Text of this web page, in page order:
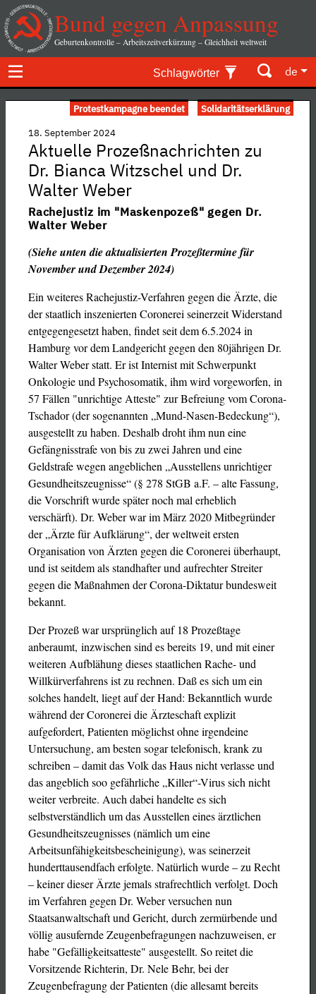
Bund gegen Anpassung
Geburtenkontrolle – Arbeitszeitverkürzung – Gleichheit weltweit
Schlagwörter de
Protestkampagne beendet Solidaritätserklärung
18. September 2024
Aktuelle Prozeßnachrichten zu
Dr. Bianca Witzschel und Dr.
Walter Weber
Rachejustiz im "Maskenpozeß" gegen Dr.
Walter Weber
(Siehe unten die aktualisierten Prozeßtermine für
November und Dezember 2024)
Ein weiteres Rachejustiz-Verfahren gegen die Ärzte, die
der staatlich inszenierten Coronerei seinerzeit Widerstand
entgegengesetzt haben, findet seit dem 6.5.2024 in
Hamburg vor dem Landgericht gegen den 80jährigen Dr.
Walter Weber statt. Er ist Internist mit Schwerpunkt
Onkologie und Psychosomatik, ihm wird vorgeworfen, in
57 Fällen "unrichtige Atteste" zur Befreiung vom Corona-
Tschador (der sogenannten „Mund-Nasen-Bedeckung“),
ausgestellt zu haben. Deshalb droht ihm nun eine
Gefängnisstrafe von bis zu zwei Jahren und eine
Geldstrafe wegen angeblichen „Ausstellens unrichtiger
Gesundheitszeugnisse“ (§ 278 StGB a.F. – alte Fassung,
die Vorschrift wurde später noch mal erheblich
verschärft). Dr. Weber war im März 2020 Mitbegründer
der „Ärzte für Aufklärung“, der weltweit ersten
Organisation von Ärzten gegen die Coronerei überhaupt,
und ist seitdem als standhafter und aufrechter Streiter
gegen die Maßnahmen der Corona-Diktatur bundesweit
bekannt.
Der Prozeß war ursprünglich auf 18 Prozeßtage
anberaumt, inzwischen sind es bereits 19, und mit einer
weiteren Aufblähung dieses staatlichen Rache- und
Willkürverfahrens ist zu rechnen. Daß es sich um ein
solches handelt, liegt auf der Hand: Bekanntlich wurde
während der Coronerei die Ärzteschaft explizit
aufgefordert, Patienten möglichst ohne irgendeine
Untersuchung, am besten sogar telefonisch, krank zu
schreiben – damit das Volk das Haus nicht verlasse und
das angeblich soo gefährliche „Killer“-Virus sich nicht
weiter verbreite. Auch dabei handelte es sich
selbstverständlich um das Ausstellen eines ärztlichen
Gesundheitszeugnisses (nämlich um eine
Arbeitsunfähigkeitsbescheinigung), was seinerzeit
hunderttausendfach erfolgte. Natürlich wurde – zu Recht
– keiner dieser Ärzte jemals strafrechtlich verfolgt. Doch
im Verfahren gegen Dr. Weber versuchen nun
Staatsanwaltschaft und Gericht, durch zermürbende und
völlig ausufernde Zeugenbefragungen nachzuweisen, er
habe "Gefälligkeitsatteste" ausgestellt. So reitet die
Vorsitzende Richterin, Dr. Nele Behr, bei der
Zeugenbefragung der Patienten (die allesamt bereits